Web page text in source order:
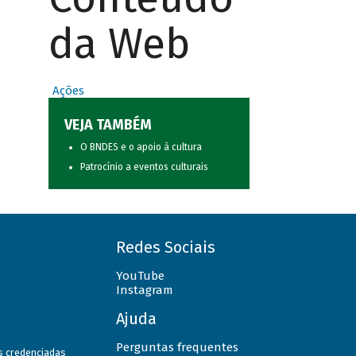
da Web
Ações
VEJA TAMBÉM
O BNDES e o apoio à cultura
Patrocínio a eventos culturais
credenciadas
Redes Sociais
YouTube
Instagram
Ajuda
Perguntas frequentes